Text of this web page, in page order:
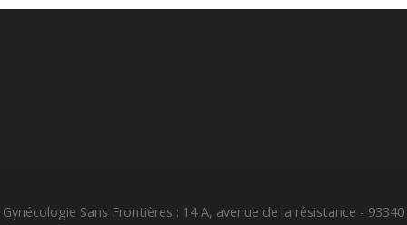
Gynécologie Sans Frontières : 14 A, avenue de la résistance - 93340